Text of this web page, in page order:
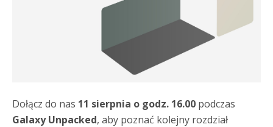
Dołącz do nas 11 sierpnia o godz. 16.00 podczas
Galaxy Unpacked, aby poznać kolejny rozdział